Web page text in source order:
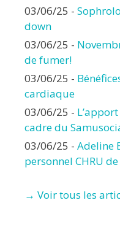
03/06/25 -
down
03/06/25 -
de fumer!
03/06/25 -
cardiaque
03/06/25 -
cadre du
03/06/25 - Adeline
personnel CHRU
→ Voir tous les